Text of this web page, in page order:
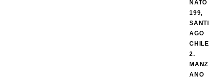
NATO
199,
SANTI
AGO
CHILE
2.
MANZ
ANO